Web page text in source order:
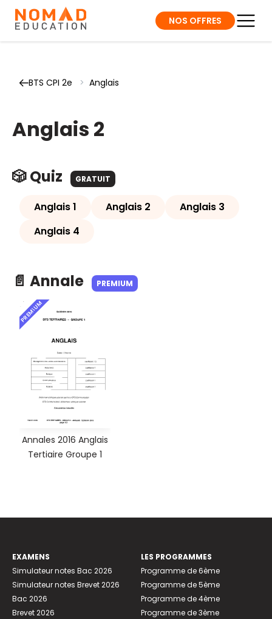
NOS OFFRES
BTS CPI 2e > Anglais
Anglais 2
🎲 Quiz GRATUIT
Anglais 1 Anglais 2
Anglais 3
Anglais 4
📄 Annale PREMIUM
PREMIUM
Annales 2016 Anglais
Tertiaire Groupe 1
EXAMENS
Simulateur notes Bac 2026
Simulateur notes Brevet 2026
Bac 2026
Brevet 2026
LES PROGRAMMES
Programme de 6ème
Programme de 5ème
Programme de 4ème
Programme de 3ème